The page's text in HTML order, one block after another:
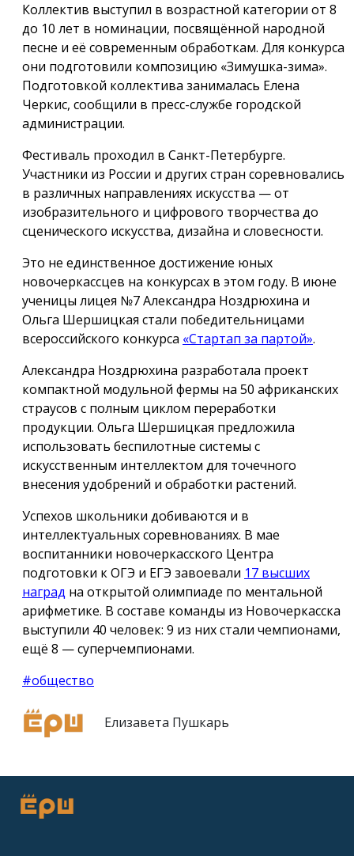
Коллектив выступил в возрастной категории от 8
до 10 лет в номинации, посвящённой народной
песне и её современным обработкам. Для конкурса
они подготовили композицию «Зимушка-зима».
Подготовкой коллектива занималась Елена
Черкис, сообщили в пресс-службе городской
администрации.
Фестиваль проходил в Санкт-Петербурге.
Участники из России и других стран соревновались
в различных направлениях искусства — от
изобразительного и цифрового творчества до
сценического искусства, дизайна и словесности.
Это не единственное достижение юных
новочеркассцев на конкурсах в этом году. В июне
ученицы лицея №7 Александра Ноздрюхина и
Ольга Шершицкая стали победительницами
всероссийского конкурса «Стартап за партой».
Александра Ноздрюхина разработала проект
компактной модульной фермы на 50 африканских
страусов с полным циклом переработки
продукции. Ольга Шершицкая предложила
использовать беспилотные системы с
искусственным интеллектом для точечного
внесения удобрений и обработки растений.
Успехов школьники добиваются и в
интеллектуальных соревнованиях. В мае
воспитанники новочеркасского Центра
подготовки к ОГЭ и ЕГЭ завоевали 17 высших
наград на открытой олимпиаде по ментальной
арифметике. В составе команды из Новочеркасска
выступили 40 человек: 9 из них стали чемпионами,
ещё 8 — суперчемпионами.
#общество
Елизавета Пушкарь